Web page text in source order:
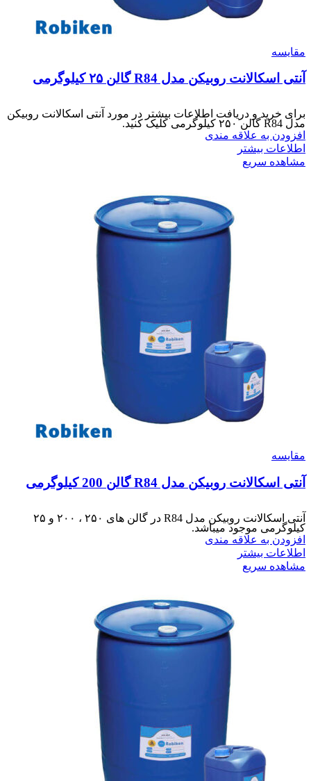
مقایسه
آنتی اسکالانت روبیکن مدل R84 گالن ۲۵ کیلوگرمی
برای خرید و دریافت اطلاعات بیشتر در مورد آنتی اسکالانت روبیکن
مدل R84 گالن ۲۵۰ کیلوگرمی کلیک کنید.
افزودن به علاقه مندی
اطلاعات بیشتر
مشاهده سریع
مقایسه
آنتی اسکالانت روبیکن مدل R84 گالن 200 کیلوگرمی
آنتی اسکالانت روبیکن مدل R84 در گالن های ۲۵۰ ، ۲۰۰ و ۲۵
کیلوگرمی موجود میباشد.
افزودن به علاقه مندی
اطلاعات بیشتر
مشاهده سریع